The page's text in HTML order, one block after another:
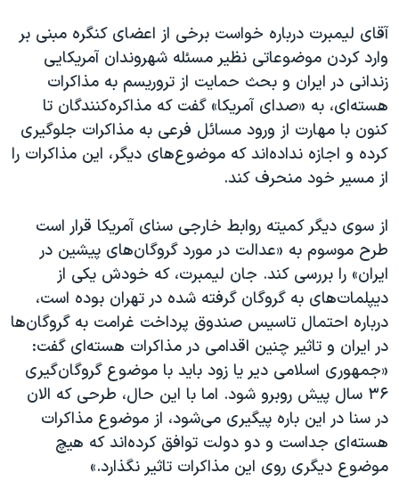
قانون شفافیت دارائی کادر رهبری ایران
اعتراضات مردمی آبان ۹۸
اسرائیل در جنگ
نرگس محمدی برنده جایزه نوبل صلح
همایش محافظه‌کاران آمریکا «سی‌پک»
سفر پرزیدنت ترامپ به چین
آقای لیمبرت درباره خواست برخی از اعضای کنگره مبنی بر
وارد کردن موضوعاتی نظیر مسئله شهروندان آمریکایی
زندانی در ایران و بحث حمایت از تروریسم به مذاکرات
هسته‌ای، به «صدای آمریکا» گفت که مذاکره‌کنندگان تا
کنون با مهارت از ورود مسائل فرعی به مذاکرات جلوگیری
کرده و اجازه نداده‌اند که موضو‌ع‌های دیگر، این مذاکرات را
از مسیر خود منحرف کند.
از سوی دیگر کمیته روابط خارجی سنای آمریکا قرار است
طرح موسوم به «عدالت در مورد گروگان‌های پیشین در
ایران» را بررسی کند. جان لیمبرت، که خودش یکی از
دیپلمات‌های به گروگان گرفته شده در تهران بوده است،
درباره احتمال تاسیس صندوق پرداخت غرامت به گروگان‌ها
در ایران و تاثیر چنین اقدامی در مذاکرات هسته‌ای گفت:
«جمهوری اسلامی دیر یا زود باید با موضوع گروگان‌گیری
۳۶ سال پیش روبرو شود. اما با این حال، طرحی که الان
در سنا در این باره پیگیری می‌شود، از موضوع مذاکرات
هسته‌ای جداست و دو دولت توافق کرده‌اند که هیچ
موضوع دیگری روی این مذاکرات تاثیر نگذارد.»